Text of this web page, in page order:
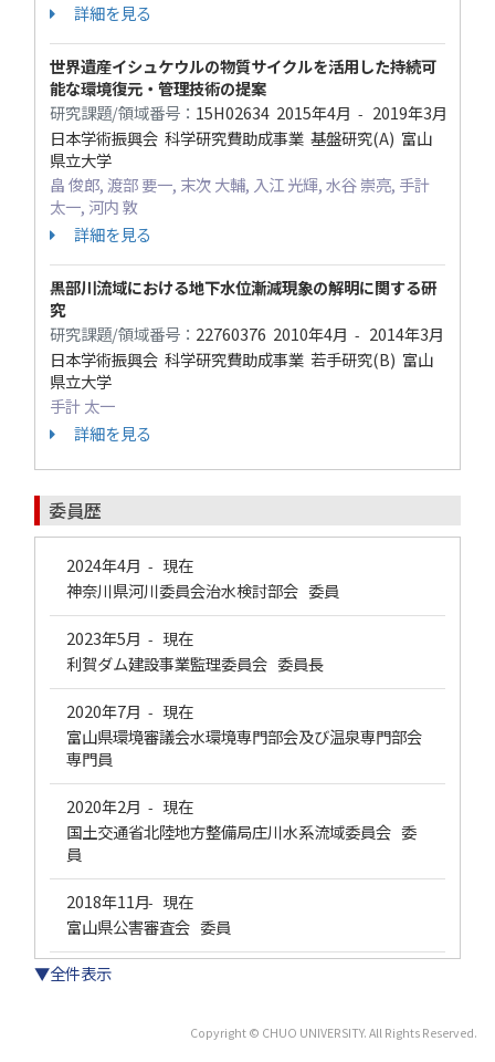
詳細を見る
世界遺産イシュケウルの物質サイクルを活用した持続可
能な環境復元・管理技術の提案
研究課題/領域番号： 15H02634 2015年4月 - 2019年3月
日本学術振興会 科学研究費助成事業 基盤研究(A) 富山
県立大学
畠 俊郎, 渡部 要一, 末次 大輔, 入江 光輝, 水谷 崇亮, 手計
太一, 河内 敦
詳細を見る
黒部川流域における地下水位漸減現象の解明に関する研
究
研究課題/領域番号： 22760376 2010年4月 - 2014年3月
日本学術振興会 科学研究費助成事業 若手研究(B) 富山
県立大学
手計 太一
詳細を見る
委員歴
2024年4月 - 現在
神奈川県河川委員会治水検討部会 委員
2023年5月 - 現在
利賀ダム建設事業監理委員会 委員長
2020年7月 - 現在
富山県環境審議会水環境専門部会及び温泉専門部会
専門員
2020年2月 - 現在
国土交通省北陸地方整備局庄川水系流域委員会 委
員
2018年11月- 現在
富山県公害審査会 委員
▼全件表示
Copyright © CHUO UNIVERSITY. All Rights Reserved.